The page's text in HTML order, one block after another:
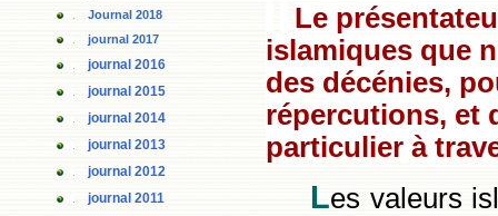
Journal 2018
journal 2017
journal 2016
journal 2015
journal 2014
journal 2013
journal 2012
journal 2011
Le
islamiques que
des décénies,
répercutions, et
particulier à
Les valeurs